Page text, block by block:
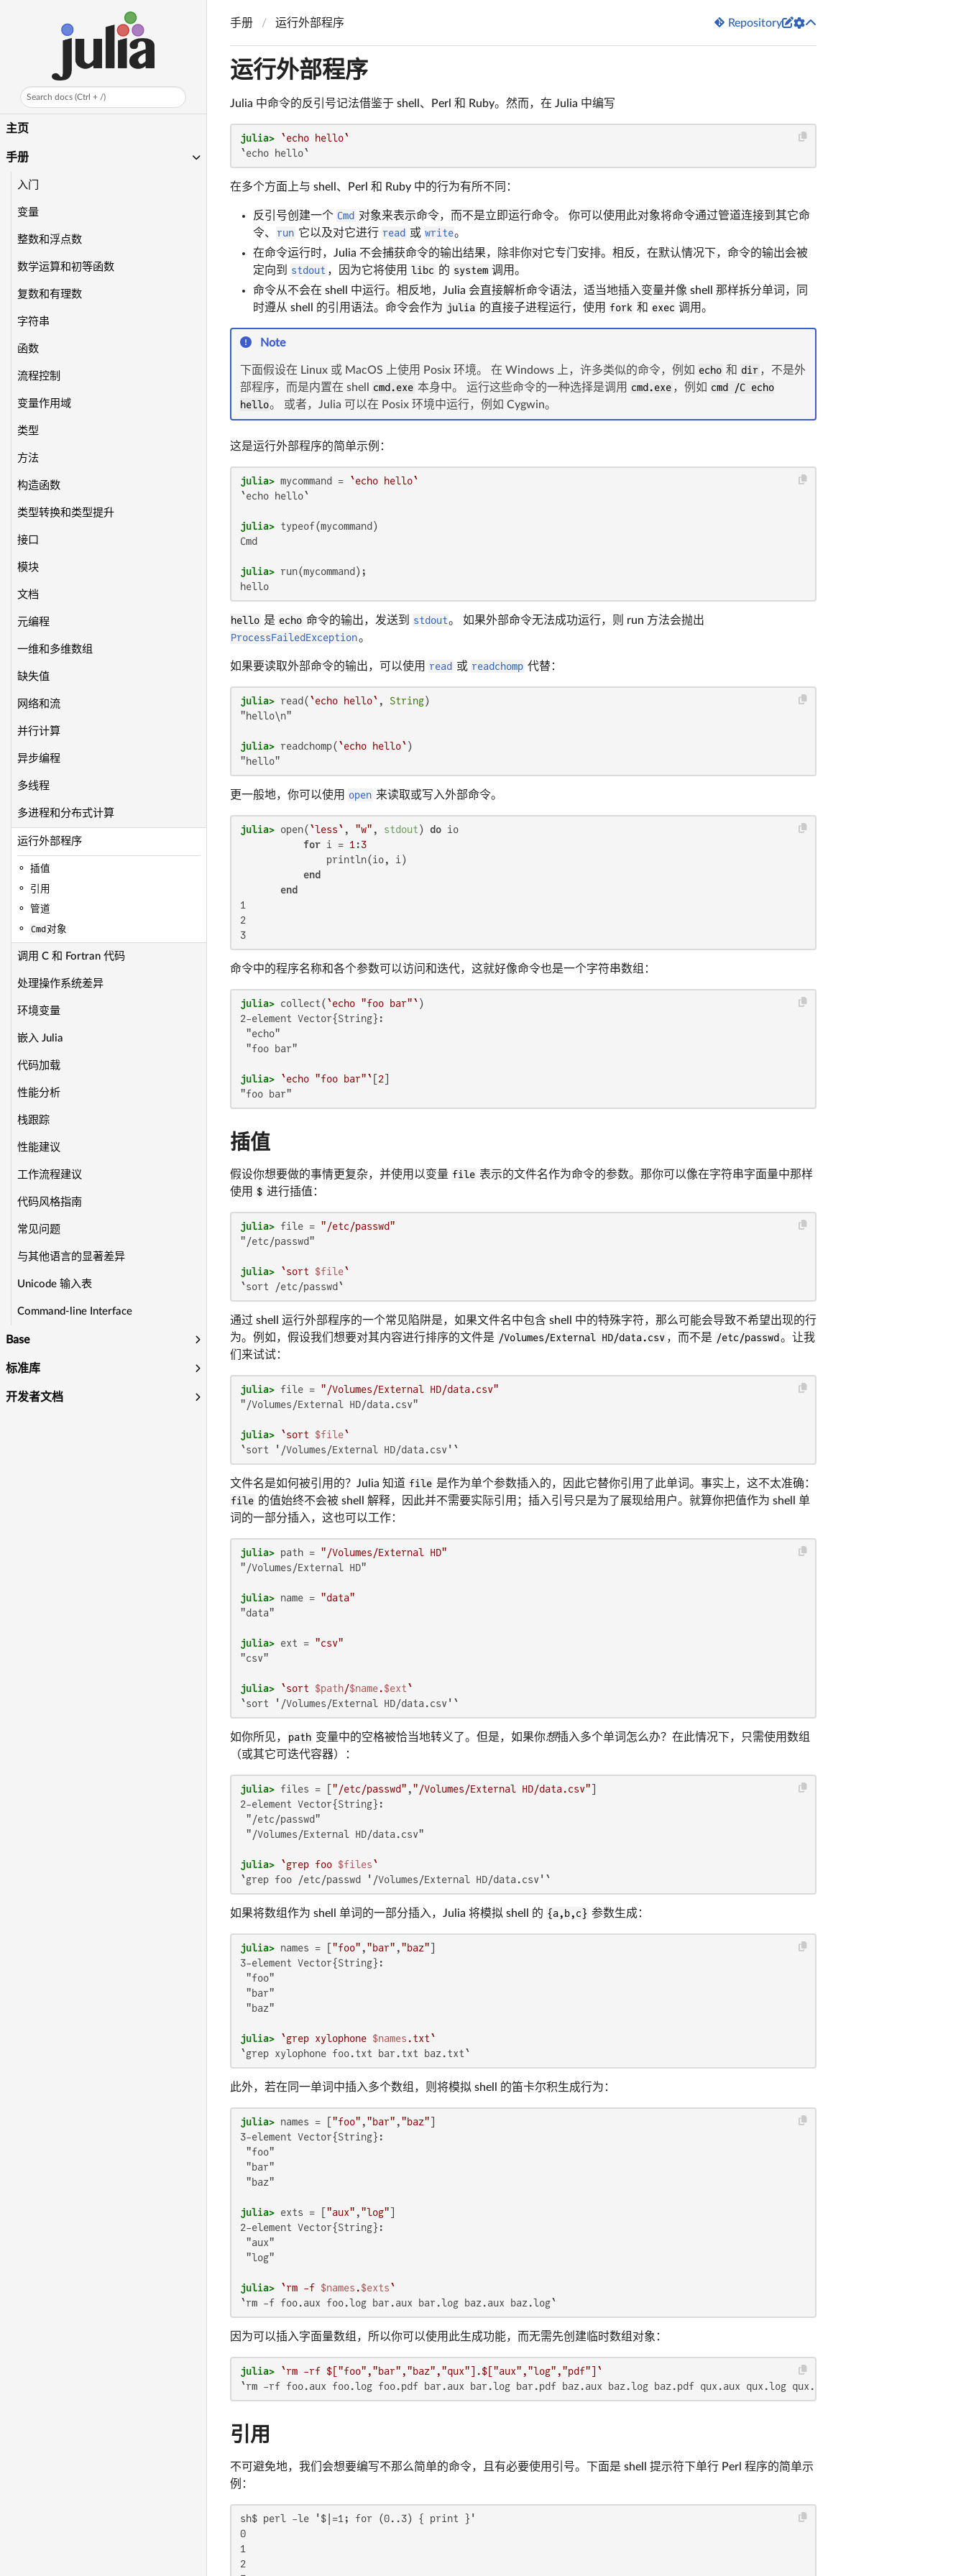
Search docs (Ctrl + /)
主页
手册
入门
变量
整数和浮点数
数学运算和初等函数
复数和有理数
字符串
函数
流程控制
变量作用域
类型
方法
构造函数
类型转换和类型提升
接口
模块
文档
元编程
一维和多维数组
缺失值
网络和流
并行计算
异步编程
多线程
多进程和分布式计算
运行外部程序
插值
引用
管道
Cmd 对象
调用 C 和 Fortran 代码
处理操作系统差异
环境变量
嵌入 Julia
代码加载
性能分析
栈跟踪
性能建议
工作流程建议
代码风格指南
常见问题
与其他语言的显著差异
Unicode 输入表
Command-line Interface
Base
标准库
开发者文档
手册 运行外部程序  Repository
运行外部程序
Julia 中命令的反引号记法借鉴于 shell、Perl 和 Ruby。然而，在 Julia 中编写
julia>
`echo hello`
`echo hello`
在多个方面上与 shell、Perl 和 Ruby 中的行为有所不同：
反引号创建一个 Cmd 对象来表示命令，而不是立即运行命令。 你可以使用此对象将命令通过管道连接到其它命
令、
run 它以及对它进行 read 或 write。
在命令运行时，Julia 不会捕获命令的输出结果，除非你对它专门安排。相反，在默认情况下，命令的输出会被
定向到
stdout ，因为它将使用 libc 的 system 调用。
命令从不会在 shell 中运行。相反地，Julia 会直接解析命令语法，适当地插入变量并像 shell 那样拆分单词，同
时遵从 shell 的引用语法。命令会作为 julia 的直接子进程运行，使用 fork 和 exec 调用。
Note
下面假设在 Linux 或 MacOS 上使用 Posix 环境。 在 Windows 上，许多类似的命令，例如 echo 和 dir ，不是外
部程序，而是内置在 shell
cmd.exe 本身中。 运行这些命令的一种选择是调用 cmd.exe ，例如 cmd /C echo
hello。 或者，Julia 可以在 Posix 环境中运行，例如 Cygwin。
这是运行外部程序的简单示例：
julia> mycommand =
`echo hello`
`echo hello`
julia>
Cmd
julia>
hello
hello 是 echo 命令的输出，发送到 stdout。 如果外部命令无法成功运行，则 run 方法会抛出
ProcessFailedException。
如果要读取外部命令的输出，可以使用 read 或 readchomp 代替：
julia> read( `echo hello` , String
"hello\n"
julia> readchomp( `echo hello`
"hello"
更一般地，你可以使用 open 来读取或写入外部命令。
julia> open( `less` , "w" , stdout ) do io
for i = 1 :3
               println(io, i)
end
end
1
2
3
命令中的程序名称和各个参数可以访问和迭代，这就好像命令也是一个字符串数组：
julia> collect( `echo "foo bar"`
2-element Vector{String}:
"echo"
"foo bar"
julia> `echo "foo bar"` 2
"foo bar"
插值
假设你想要做的事情更复杂，并使用以变量 file 表示的文件名作为命令的参数。那你可以像在字符串字面量中那样
使用 $ 进行插值：
julia> file = "/etc/passwd"
"/etc/passwd"
julia> `sort $file`
`sort /etc/passwd`
通过 shell 运行外部程序的一个常见陷阱是，如果文件名中包含 shell 中的特殊字符，那么可能会导致不希望出现的行
为。例如，假设我们想要对其内容进行排序的文件是 /Volumes/External HD/data.csv ，而不是 /etc/passwd。让我
们来试试：
julia> file = "/Volumes/External HD/data.csv"
"/Volumes/External HD/data.csv"
julia> `sort $file`
`sort '/Volumes/External HD/data.csv'`
文件名是如何被引用的？Julia 知道 file 是作为单个参数插入的，因此它替你引用了此单词。事实上，这不太准确：
file 的值始终不会被 shell 解释，因此并不需要实际引用；插入引号只是为了展现给用户。就算你把值作为 shell 单
词的一部分插入，这也可以工作：
julia> path = "/Volumes/External HD"
"/Volumes/External HD"
julia> name = "data"
"data"
julia> ext = "csv"
"csv"
julia> `sort $path/$name.$ext `
`sort '/Volumes/External HD/data.csv'`
如你所见， path 变量中的空格被恰当地转义了。但是，如果你想插入多个单词怎么办？在此情况下，只需使用数组
（或其它可迭代容器）：
julia> files = [ "/etc/passwd" ,"/Volumes/External HD/data.csv"
2-element Vector{String}:
"/etc/passwd"
"/Volumes/External HD/data.csv"
julia> `grep foo $files `
`grep foo /etc/passwd '/Volumes/External HD/data.csv'`
如果将数组作为 shell 单词的一部分插入，Julia 将模拟 shell 的 {a,b,c} 参数生成：
julia> names = [ "foo" ,"bar" ,"baz"
3-element Vector{String}:
"foo"
"bar"
"baz"
julia> `grep xylophone $names .txt`
`grep xylophone foo.txt bar.txt baz.txt`
此外，若在同一单词中插入多个数组，则将模拟 shell 的笛卡尔积生成行为：
julia> names = [ "foo" ,"bar" ,"baz"
3-element Vector{String}:
"foo"
"bar"
"baz"
julia> exts = [ "aux" ,"log"
2-element Vector{String}:
"aux"
"log"
julia> `rm -f $names .$exts `
`rm -f foo.aux foo.log bar.aux bar.log baz.aux baz.log`
因为可以插入字面量数组，所以你可以使用此生成功能，而无需先创建临时数组对象：
julia>
`rm -rf $["foo","bar","baz","qux"].$["aux","log","pdf"]`
`rm -rf foo.aux foo.log foo.pdf bar.aux bar.log bar.pdf baz.aux baz.log baz.pdf qux.aux qux.log qux.pdf`
引用
不可避免地，我们会想要编写不那么简单的命令，且有必要使用引号。下面是 shell 提示符下单行 Perl 程序的简单示
例：
sh$ perl -le '$|=1; for (0..3) { print }'
0
1
2